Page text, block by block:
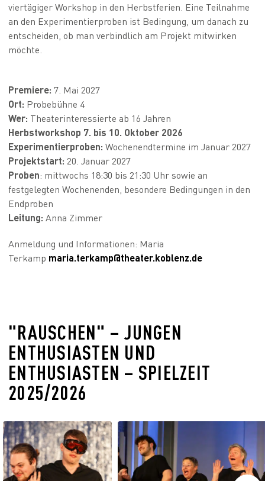
viertägiger Workshop in den Herbstferien. Eine Teilnahme
an den Experimentierproben ist Bedingung, um danach zu
entscheiden, ob man verbindlich am Projekt mitwirken
möchte.
Premiere: 7. Mai 2027
Ort: Probebühne 4
Wer: Theaterinteressierte ab 16 Jahren
Herbstworkshop 7. bis 10. Oktober 2026
Experimentierproben: Wochenendtermine im Januar 2027
Projektstart: 20. Januar 2027
Proben: mittwochs 18:30 bis 21:30 Uhr sowie an
festgelegten Wochenenden, besondere Bedingungen in den
Endproben
Leitung: Anna Zimmer
Anmeldung und Informationen: Maria
Terkamp maria.terkamp@theater.koblenz.de
"RAUSCHEN" – JUNGEN
ENTHUSIASTEN UND
ENTHUSIASTEN – SPIELZEIT
2025/2026